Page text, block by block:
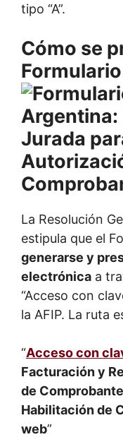
tipo “A”.
Cómo se
La Resolución
estipula que el
generarse y
electrónica a
“Acceso con
la AFIP. La ruta
“Acceso con
Facturación y
de
Habilitación de
web”